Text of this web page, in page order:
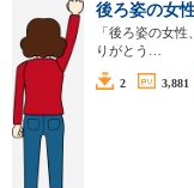
後ろ姿の女
「後ろ姿の女
りがとう…
2 3,881